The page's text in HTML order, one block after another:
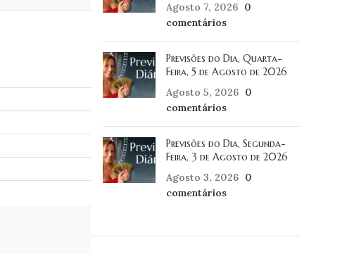
Agosto 7, 2026 0
comentários
Previsões do Dia, Quarta-
Feira, 5 de Agosto de 2026
Agosto 5, 2026 0
comentários
Previsões do Dia, Segunda-
Feira, 3 de Agosto de 2026
Agosto 3, 2026 0
comentários